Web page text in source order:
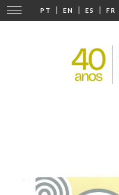
PT | EN | ES | FR
Modifier
la